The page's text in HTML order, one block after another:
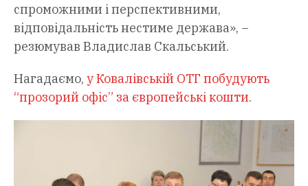
спроможними і перспективними,
відповідальність нестиме держава», –
резюмував Владислав Скальський.
Нагадаємо, у Ковалівській ОТГ побудують
“прозорий офіс” за європейські кошти.